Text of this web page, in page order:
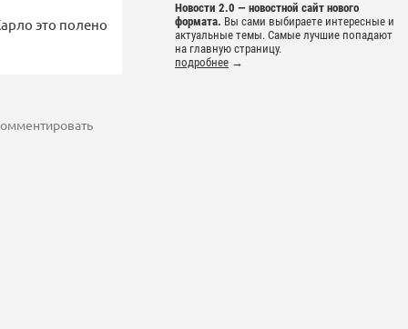
Новости 2.0 — новостной сайт нового
формата. Вы сами выбираете интересные и
актуальные темы. Самые лучшие попадают
на главную страницу.
подробнее →
это полено